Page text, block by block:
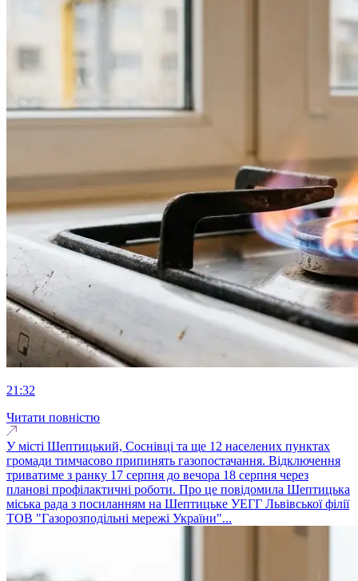
21:32
Читати повністю
У місті Шептицький, Соснівці та ще 12 населених пунктах
громади тимчасово припинять газопостачання. Відключення
триватиме з ранку 17 серпня до вечора 18 серпня через
планові профілактичні роботи. Про це повідомила Шептицька
міська рада з посиланням на Шептицьке УЕГГ Львівської філії
ТОВ "Газорозподільні мережі України"...